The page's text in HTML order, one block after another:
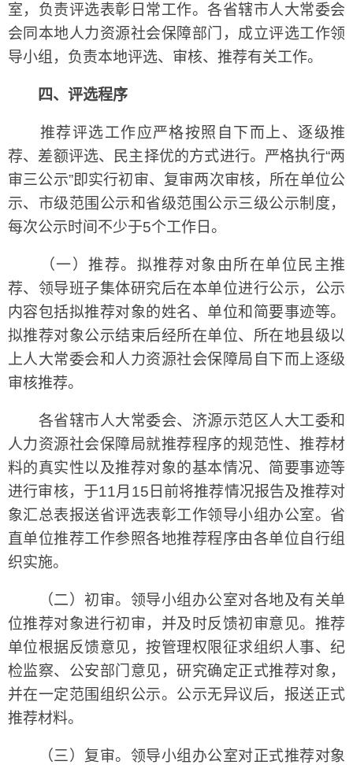
室，负责评选表彰日常工作。各省辖市人大常委会
会同本地人力资源社会保障部门，成立评选工作领
导小组，负责本地评选、审核、推荐有关工作。
四、评选程序
推荐评选工作应严格按照自下而上、逐级推
荐、差额评选、民主择优的方式进行。严格执行“两
审三公示”即实行初审、复审两次审核，所在单位公
示、市级范围公示和省级范围公示三级公示制度，
每次公示时间不少于5个工作日。
（一）推荐。拟推荐对象由所在单位民主推
荐、领导班子集体研究后在本单位进行公示，公示
内容包括拟推荐对象的姓名、单位和简要事迹等。
拟推荐对象公示结束后经所在单位、所在地县级以
上人大常委会和人力资源社会保障局自下而上逐级
审核推荐。
各省辖市人大常委会、济源示范区人大工委和
人力资源社会保障局就推荐程序的规范性、推荐材
料的真实性以及推荐对象的基本情况、简要事迹等
进行审核，于11月15日前将推荐情况报告及推荐对
象汇总表报送省评选表彰工作领导小组办公室。省
直单位推荐工作参照各地推荐程序由各单位自行组
织实施。
（二）初审。领导小组办公室对各地及有关单
位推荐对象进行初审，并及时反馈初审意见。推荐
单位根据反馈意见，按管理权限征求组织人事、纪
检监察、公安部门意见，研究确定正式推荐对象，
并在一定范围组织公示。公示无异议后，报送正式
推荐材料。
（三）复审。领导小组办公室对正式推荐对象